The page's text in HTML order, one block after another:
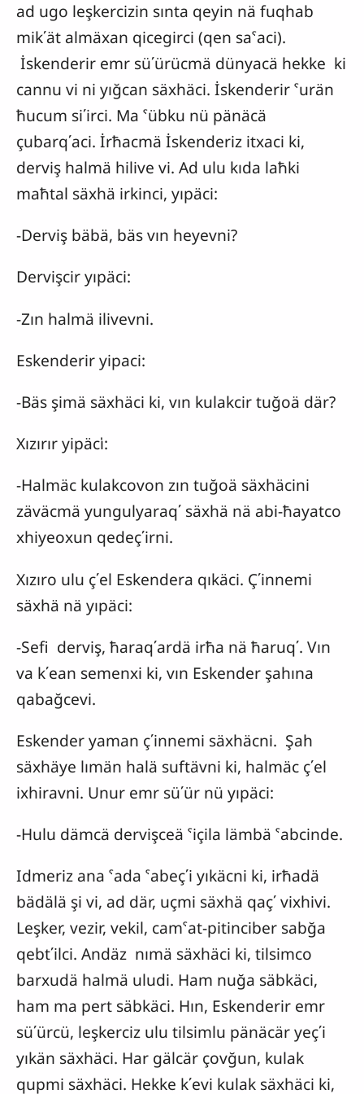
ad ugo leşkercizin sınta qeyin nä fuqhab
mik΄ät almäxan qicegirci (qen saˁaci).
İskenderir emr sü΄ürücmä dünyacä hekke ki
cannu vi ni yığcan säxhäci. İskenderir ˁurän
ħucum si΄irci. Ma ˁübku nü pänäcä
çubarq΄aci. İrħacmä İskenderiz itxaci ki,
derviş halmä hilive vi. Ad ulu kıda laħki
maħtal säxhä irkinci, yıpäci:
-Derviş bäbä, bäs vın heyevni?
Dervişcir yıpäci:
-Zın halmä ilivevni.
Eskenderir yipaci:
-Bäs şimä säxhäci ki, vın kulakcir tuğoä där?
Xızırır yipäci̍:
-Halmäc kulakcovon zın tuğoä säxhäcini
zäväcmä yungulyaraq΄ säxhä nä abi-ħayatco
xhiyeoxun qedeç΄irni.
Xızıro ulu ç΄el Eskendera qıkäci. Ç΄innemi
säxhä nä yıpäci:
-Sefi derviş, ħaraq΄ardä irħa nä ħaruq΄. Vın
va k΄ean semenxi ki, vın Eskender şahına
qabağcevi.
Eskender yaman ç΄innemi säxhäcni. Şah
säxhäye lımän halä suftävni ki, halmäc ç΄el
ixhiravni. Unur emr sü΄ür nü yıpäci:
-Hulu dämcä dervişceä ˁiçila lämbä ˁabcinde.
Idmeriz ana ˁada ˁabeç΄i yıkäcni ki, irħadä
bädälä şi vi, ad där, uçmi säxhä qaç΄ vixhivi.
Leşker, vezir, vekil, camˁat-pitinciber sabğa
qebt΄ilci. Andäz nımä säxhäci ki, tilsimco
barxudä halmä uludi. Ham nuğa säbkäci,
ham ma pert säbkäci. Hın, Eskenderir emr
sü΄ürcü, leşkerciz ulu tilsimlu pänäcär yeç΄i
yıkän säxhäci. Har gälcär çovğun, kulak
qupmi säxhäci. Hekke k΄evi kulak säxhäci ki,